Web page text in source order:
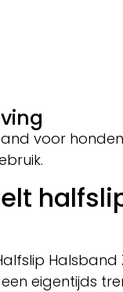
voor
eigentijds